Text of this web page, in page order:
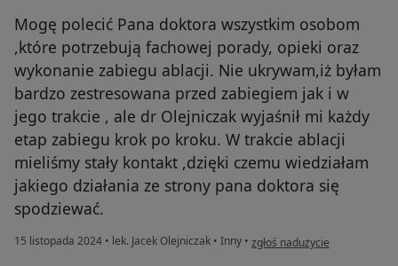
Mogę polecić Pana doktora wszystkim osobom
,które potrzebują fachowej porady, opieki oraz
wykonanie zabiegu ablacji. Nie ukrywam,iż byłam
bardzo zestresowana przed zabiegiem jak i w
jego trakcie , ale dr Olejniczak wyjaśnił mi każdy
etap zabiegu krok po kroku. W trakcie ablacji
mieliśmy stały kontakt ,dzięki czemu wiedziałam
jakiego działania ze strony pana doktora się
spodziewać.
15 listopada 2024 • lek. Jacek Olejniczak • Inny • w opinii użytkownika AC
zgłoś nadużycie